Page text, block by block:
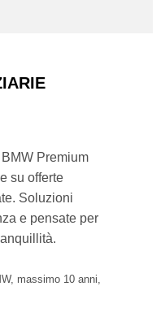
Premium
su offerte
Soluzioni
e pensate per
massimo 10 anni,